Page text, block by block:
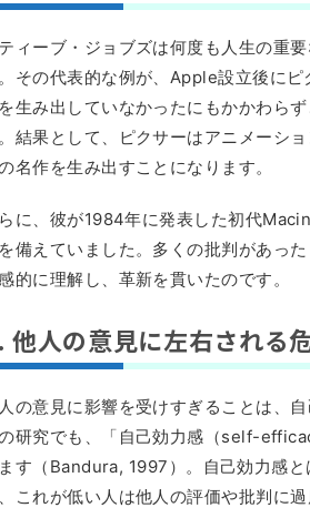
ィーブ・ジョブズは何度も人生の重
その代表的な例が、Apple設立後に
生み出していなかったにもかかわら
結果として、ピクサーはアニメーシ
名作を生み出すことになります。
に、彼が1984年に発表した初代
備えていました。多くの批判があっ
的に理解し、革新を貫いたのです。
他人の意見に左右される
の意見に影響を受けすぎることは、
研究でも、「自己効力感（self-
す（Bandura, 1997）。自己効力感
これが低い人は他人の評価や批判に